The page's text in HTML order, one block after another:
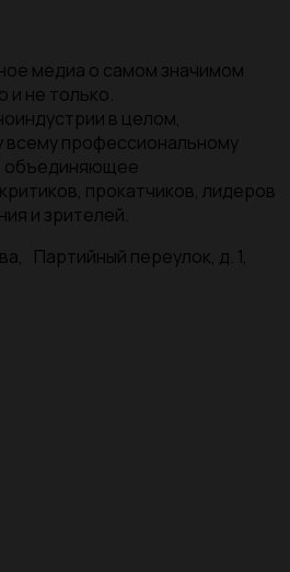
медиа о самом значимом
и не только.
в целом,
всему профессиональному
объединяющее
прокатчиков, лидеров
и зрителей.
Партийный переулок, д. 1,